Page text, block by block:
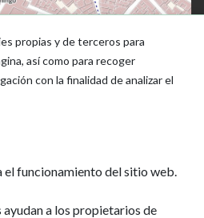
propias y de terceros para
así como para recoger
con la finalidad de analizar el
el funcionamiento del sitio web.
a los propietarios de